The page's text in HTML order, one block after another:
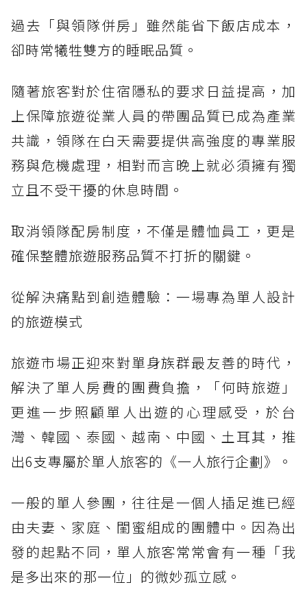
過去「與領隊併房」雖然能省下飯店成本，
卻時常犧牲雙方的睡眠品質。
隨著旅客對於住宿隱私的要求日益提高，加
上保障旅遊從業人員的帶團品質已成為產業
共識，領隊在白天需要提供高強度的專業服
務與危機處理，相對而言晚上就必須擁有獨
立且不受干擾的休息時間。
取消領隊配房制度，不僅是體恤員工，更是
確保整體旅遊服務品質不打折的關鍵。
從解決痛點到創造體驗：一場專為單人設計
的旅遊模式
旅遊市場正迎來對單身族群最友善的時代，
解決了單人房費的團費負擔，「何時旅遊」
更進一步照顧單人出遊的心理感受，於台
灣、韓國、泰國、越南、中國、土耳其，推
出6支專屬於單人旅客的《一人旅行企劃》。
一般的單人參團，往往是一個人插足進已經
由夫妻、家庭、閨蜜組成的團體中。因為出
發的起點不同，單人旅客常常會有一種「我
是多出來的那一位」的微妙孤立感。